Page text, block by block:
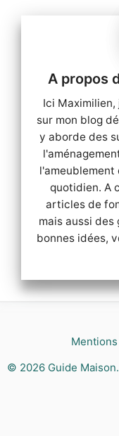
Ici
sur mon blog
y aborde des
l'ameublement
quotidien. A
articles de
mais aussi
bonnes idées,
© 2026 Guide Maison